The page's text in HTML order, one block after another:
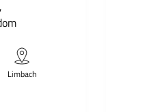
Limbach